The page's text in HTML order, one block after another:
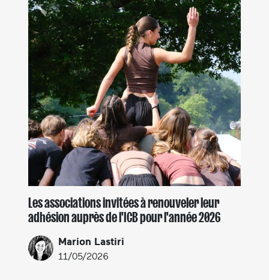
Les associations invitées à renouveler leur
adhésion auprès de l'ICB pour l'année 2026
Marion Lastiri
11/05/2026